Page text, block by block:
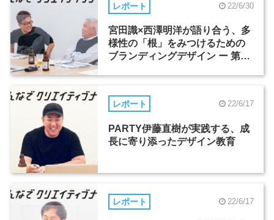
レポート 22/6/30
宮田識×西澤明洋が語り合う、多
様性の「根」をみつけるための
ブランディングデザイン ー 第9
レポート 22/6/17
PARTY伊藤直樹が実践する、成
長に寄り添ったデザイン教育
レポート 22/6/17